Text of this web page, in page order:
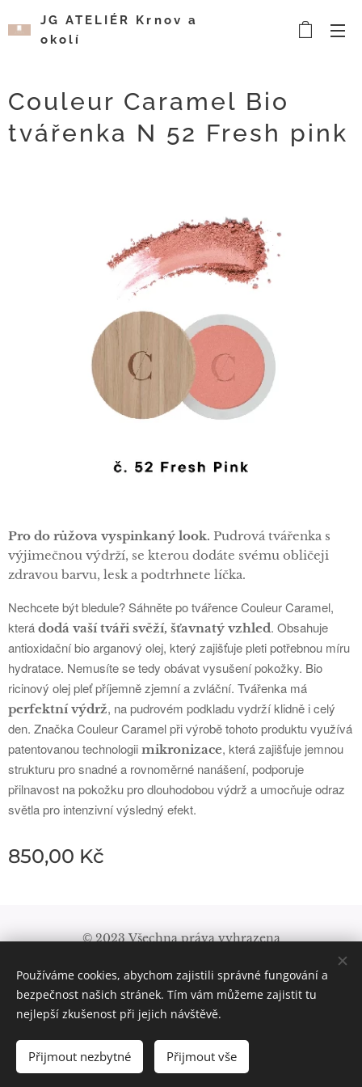
JG ATELIÉR Krnov a
okolí
Couleur Caramel Bio
tvářenka N 52 Fresh pink
Pro do růžova vyspinkaný look. Pudrová tvářenka s
výjimečnou výdrží, se kterou dodáte svému obličeji
zdravou barvu, lesk a podtrhnete líčka.
Nechcete být bledule? Sáhněte po tvářence Couleur Caramel,
která dodá vaší tváři svěží, šťavnatý vzhled. Obsahuje
antioxidační bio arganový olej, který zajišťuje pleti potřebnou míru
hydratace. Nemusíte se tedy obávat vysušení pokožky. Bio
ricinový olej pleť příjemně zjemní a zvláční. Tvářenka má
perfektní výdrž, na pudrovém podkladu vydrží klidně i celý
den. Značka Couleur Caramel při výrobě tohoto produktu využívá
patentovanou technologii mikronizace, která zajišťuje jemnou
strukturu pro snadné a rovnoměrné nanášení, podporuje
přilnavost na pokožku pro dlouhodobou výdrž a umocňuje odraz
světla pro intenzivní výsledný efekt.
850,00 Kč
DO KOŠÍKU
© 2023 Všechna práva vyhrazena
Cookies
Používáme cookies, abychom zajistili správné fungování a
bezpečnost našich stránek. Tím vám můžeme zajistit tu
nejlepší zkušenost při jejich návštěvě.
Přijmout nezbytné Přijmout vše